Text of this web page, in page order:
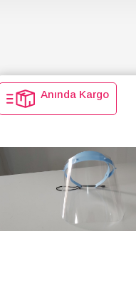
Anında Kargo